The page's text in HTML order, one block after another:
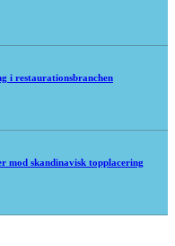
i restaurationsbranchen
mod skandinavisk topplacering